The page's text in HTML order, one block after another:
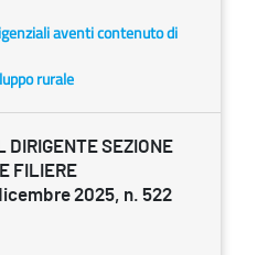
aventi contenuto di
rurale
DIRIGENTE SEZIONE
FILIERE
2025, n. 522